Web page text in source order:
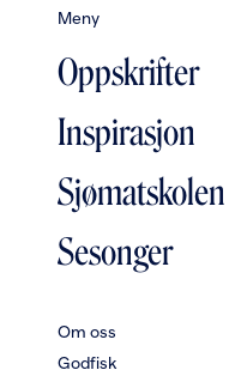
Meny
Oppskrifter
Inspirasjon
Sjømatskolen
Sesonger
Om oss
Godfisk